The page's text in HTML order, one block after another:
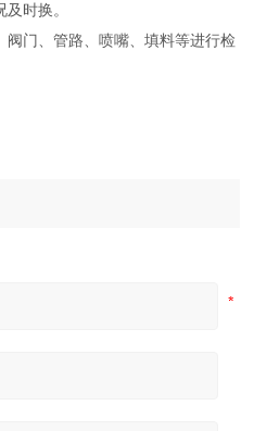
时换。
门、管路、喷嘴、填料等进行检